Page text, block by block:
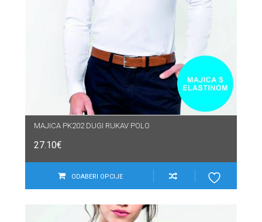
MAJICA PK202 DUGI RUKAV POLO
27.10€
ODABERI OPCIJE